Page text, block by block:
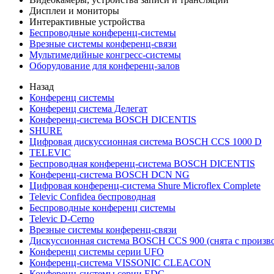
Дисплеи и мониторы
Интерактивные устройства
Беспроводные конференц-системы
Врезные системы конференц-связи
Мультимедийные конгресс-системы
Оборудование для конференц-залов
Назад
Конференц системы
Конференц система Делегат
Конференц-система BOSCH DICENTIS
SHURE
Цифровая дискуссионная система BOSCH CCS 1000 D
TELEVIC
Беспроводная конференц-система BOSCH DICENTIS
Конференц-система BOSCH DCN NG
Цифровая конференц-система Shure Microflex Complete
Televic Confidea беспроводная
Беспроводные конференц системы
Televic D-Cerno
Врезные системы конференц-связи
Дискуссионная система BOSCH CCS 900 (снята с
Конференц системы серии UFO
Конференц-система VISSONIC CLEACON